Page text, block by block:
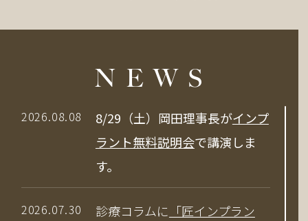
NEWS
2026.08.08 8/29（土）岡田理事長がインプ
ラント無料説明会で講演しま
す。
2026.07.30 診療コラムに 「匠インプラン